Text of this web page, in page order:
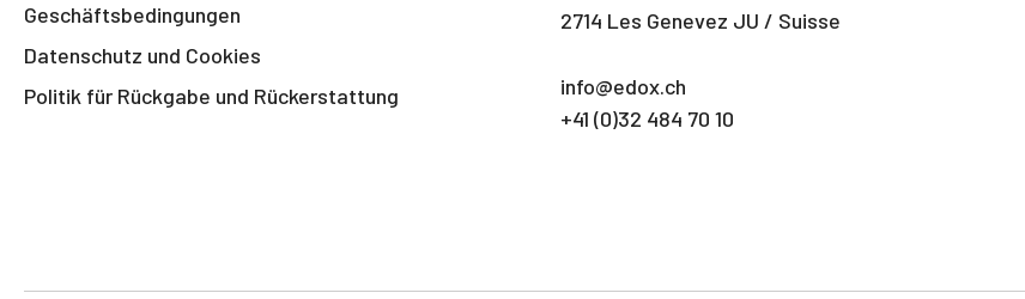
Geschäftsbedingungen
Datenschutz und Cookies
Politik für Rückgabe und Rückerstattung
2714 Les Genevez JU / Suisse
info@edox.ch
+41 (0)32 484 70 10